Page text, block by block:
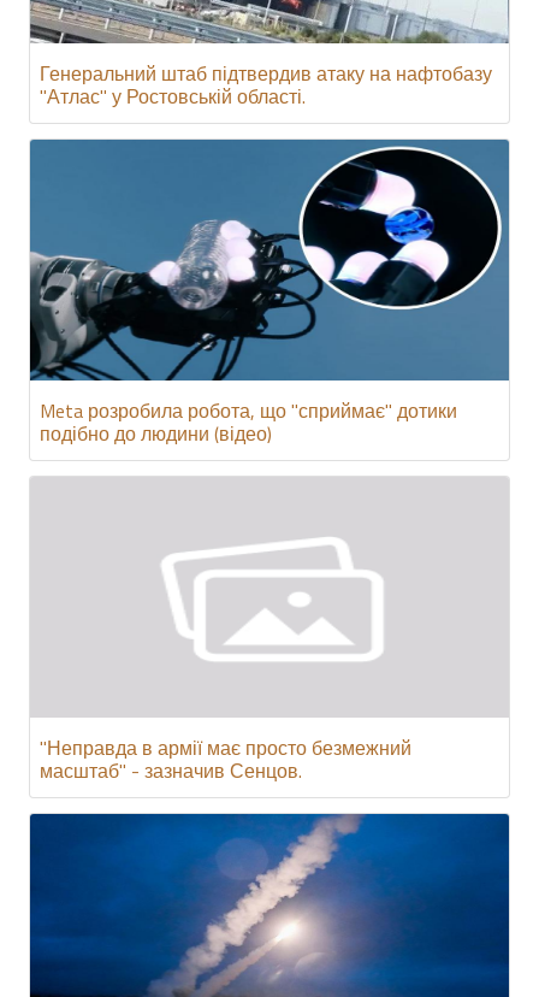
Генеральний штаб підтвердив атаку на нафтобазу
"Атлас" у Ростовській області.
Meta розробила робота, що "сприймає" дотики
подібно до людини (відео)
"Неправда в армії має просто безмежний
масштаб" - зазначив Сенцов.